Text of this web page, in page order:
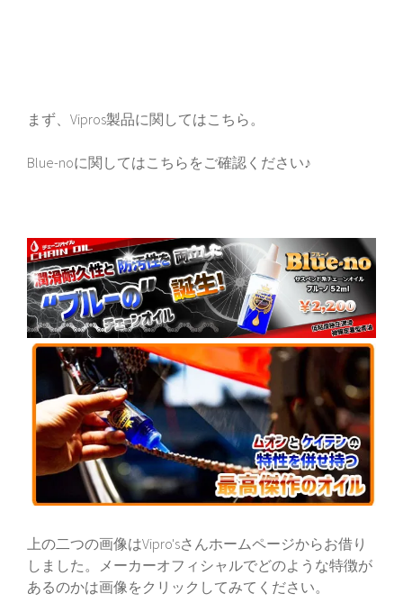
まず、Vipros製品に関してはこちら。
Blue-noに関してはこちら をご確認ください♪
上の二つの画像はVipro'sさんホームページからお借り
しました。メーカーオフィシャルでどのような特徴が
あるのかは画像をクリックしてみてください。